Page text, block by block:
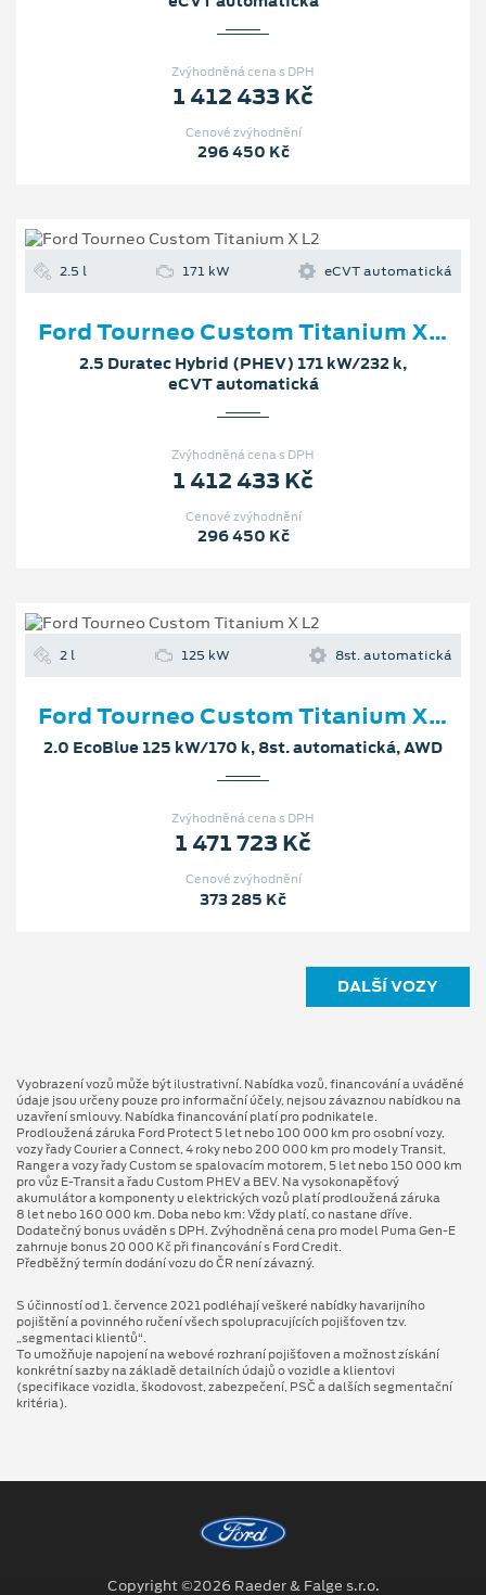
Zvýhodněná cena s DPH
1 412 433 Kč
Cenové zvýhodnění
296 450 Kč
2.5 l 171 kW eCVT automatická
Ford Tourneo Custom Titanium X L2
2.5 Duratec Hybrid (PHEV) 171 kW/232 k,
eCVT automatická
Zvýhodněná cena s DPH
1 412 433 Kč
Cenové zvýhodnění
296 450 Kč
2 l 125 kW 8st. automatická
Ford Tourneo Custom Titanium X L2
2.0 EcoBlue 125 kW/170 k, 8st. automatická, AWD
Zvýhodněná cena s DPH
1 471 723 Kč
Cenové zvýhodnění
373 285 Kč
DALŠÍ VOZY
Vyobrazení vozů může být ilustrativní. Nabídka vozů, financování a uváděné
údaje jsou určeny pouze pro informační účely, nejsou závaznou nabídkou na
uzavření smlouvy. Nabídka financování platí pro podnikatele.
Prodloužená záruka Ford Protect 5 let nebo 100 000 km pro osobní vozy,
vozy řady Courier a Connect, 4 roky nebo 200 000 km pro modely Transit,
Ranger a vozy řady Custom se spalovacím motorem, 5 let nebo 150 000 km
pro vůz E-Transit a řadu Custom PHEV a BEV. Na vysokonapěťový
akumulátor a komponenty u elektrických vozů platí prodloužená záruka
8 let nebo 160 000 km. Doba nebo km: Vždy platí, co nastane dříve.
Dodatečný bonus uváděn s DPH. Zvýhodněná cena pro model Puma Gen⁠-⁠E
zahrnuje bonus 20 000 Kč při financování s Ford Credit.
Předběžný termín dodání vozu do ČR není závazný.
S účinností od 1. července 2021 podléhají veškeré nabídky havarijního
pojištění a povinného ručení všech spolupracujících pojišťoven tzv.
„segmentaci klientů“.
To umožňuje napojení na webové rozhraní pojišťoven a možnost získání
konkrétní sazby na základě detailních údajů o vozidle a klientovi
(specifikace vozidla, škodovost, zabezpečení, PSČ a dalších segmentační
kritéria).
Copyright ©2026 Raeder & Falge s.r.o.